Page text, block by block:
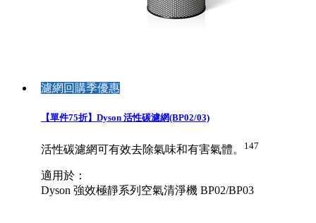
濾網回購季優惠
【單件75折】Dyson 活性碳濾網(BP02/03)
活性碳濾網可有效去除氣味和有害氣體。 147
適用於：
Dyson 強效極靜系列空氣清淨機 BP02/BP03